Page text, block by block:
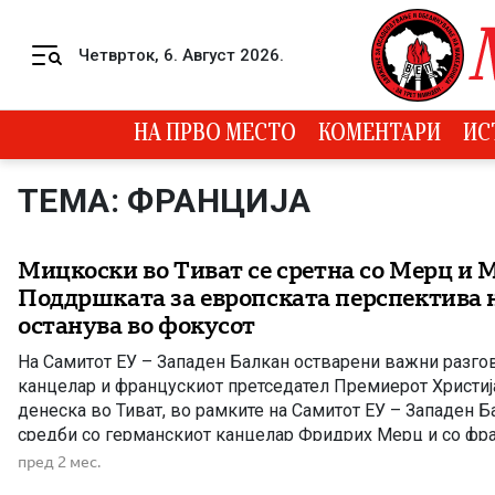
Четврток, 6. Август 2026.
НА ПРВО МЕСТО КОМЕНТАРИ
ТЕМА: ФРАНЦИЈА
Мицкоски во Тиват се сретна со Мерц и
Поддршката за европската перспектива
останува во фокусот
На Самитот ЕУ – Западен Балкан остварени важни
канцелар и францускиот претседател Премиерот
денеска во Тиват, во рамките на Самитот ЕУ – Западен
средби со германскиот канцелар Фридрих Мерц и со
претседател Емануел Макрон, при што во фокусот на
пред 2 мес.